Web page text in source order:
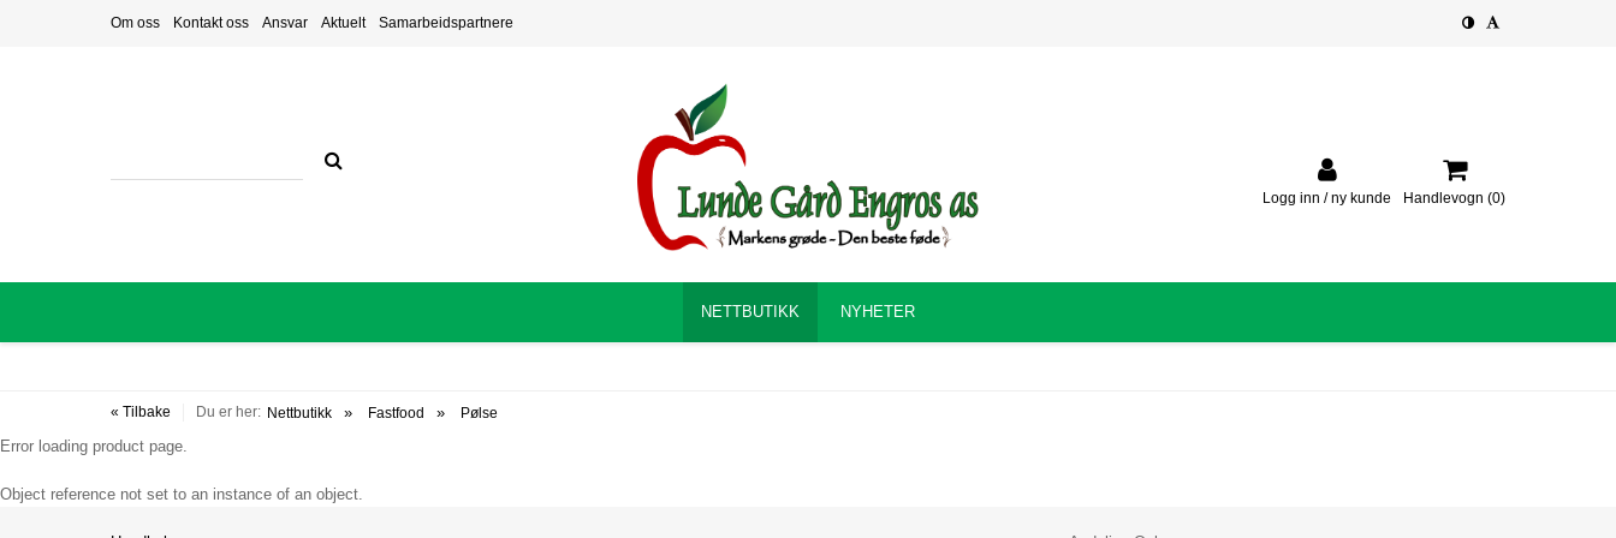
Om oss Kontakt oss Ansvar Aktuelt Samarbeidspartnere
Logg inn / ny kunde Handlevogn (0)
NETTBUTIKK NYHETER
« Tilbake Du er her: Nettbutikk Fastfood Pølse
Error loading product page.
Object reference not set to an instance of an object.